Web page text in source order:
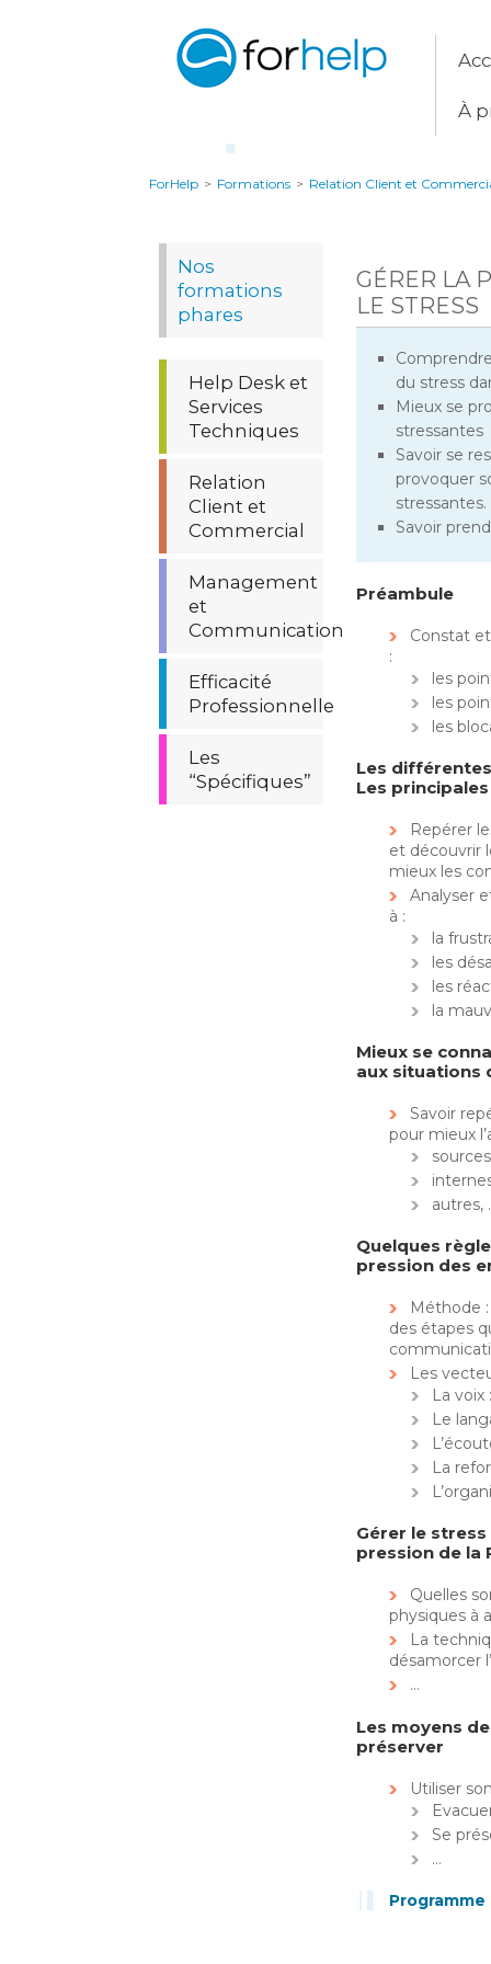
À
ForHelp > Formations > Relation Client et
Nos
formations
phares
Help Desk et
Services
Techniques
Relation
Client et
Commercial
Management
et
Communication
Efficacité
Professionnelle
Les
“Spécifiques”
GÉRER LA
LE STRESS
du stress
Mieux se
stressantes
Savoir se
provoquer
stressantes.
Savoir
Préambule
Constat
:
les
les
les
Les
Les
Repérer
et découvrir
mieux les
Analyser
à :
la
les
les
la
Mieux se
aux situations
Savoir
pour mieux
autres,
Quelques
pression des
Méthode
des étapes
Les
La voix :
Le
La
Gérer le
pression de la
Quelles
physiques à
La
désamorcer
…
Les moyens
préserver
Utiliser
Se
…